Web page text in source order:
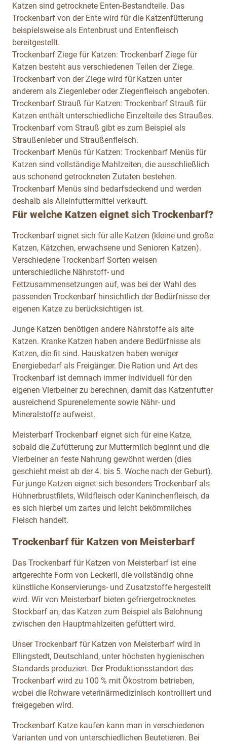
Katzen sind getrocknete Enten-Bestandteile. Das
Trockenbarf von der Ente wird für die Katzenfütterung
beispielsweise als Entenbrust und Entenfleisch
bereitgestellt.
Trockenbarf Ziege für Katzen: Trockenbarf Ziege für
Katzen besteht aus verschiedenen Teilen der Ziege.
Trockenbarf von der Ziege wird für Katzen unter
anderem als Ziegenleber oder Ziegenfleisch angeboten.
Trockenbarf Strauß für Katzen: Trockenbarf Strauß für
Katzen enthält unterschiedliche Einzelteile des Straußes.
Trockenbarf vom Strauß gibt es zum Beispiel als
Straußenleber und Straußenfleisch.
Trockenbarf Menüs für Katzen: Trockenbarf Menüs für
Katzen sind vollständige Mahlzeiten, die ausschließlich
aus schonend getrockneten Zutaten bestehen.
Trockenbarf Menüs sind bedarfsdeckend und werden
deshalb als Alleinfuttermittel verkauft.
Für welche Katzen eignet sich Trockenbarf?
Trockenbarf eignet sich für alle Katzen (kleine und große
Katzen, Kätzchen, erwachsene und Senioren Katzen).
Verschiedene Trockenbarf Sorten weisen
unterschiedliche Nährstoff- und
Fettzusammensetzungen auf, was bei der Wahl des
passenden Trockenbarf hinsichtlich der Bedürfnisse der
eigenen Katze zu berücksichtigen ist.
Junge Katzen benötigen andere Nährstoffe als alte
Katzen. Kranke Katzen haben andere Bedürfnisse als
Katzen, die fit sind. Hauskatzen haben weniger
Energiebedarf als Freigänger. Die Ration und Art des
Trockenbarf ist demnach immer individuell für den
eigenen Vierbeiner zu berechnen, damit das Katzenfutter
ausreichend Spurenelemente sowie Nähr- und
Mineralstoffe aufweist.
Meisterbarf Trockenbarf eignet sich für eine Katze,
sobald die Zufütterung zur Muttermilch beginnt und die
Vierbeiner an feste Nahrung gewöhnt werden (dies
geschieht meist ab der 4. bis 5. Woche nach der Geburt).
Für junge Katzen eignet sich besonders Trockenbarf als
Hühnerbrustfilets, Wildfleisch oder Kaninchenfleisch, da
es sich hierbei um zartes und leicht bekömmliches
Fleisch handelt.
Trockenbarf für Katzen von Meisterbarf
Das Trockenbarf für Katzen von Meisterbarf ist eine
artgerechte Form von Leckerli, die vollständig ohne
künstliche Konservierungs- und Zusatzstoffe hergestellt
wird. Wir von Meisterbarf bieten gefriergetrocknetes
Stockbarf an, das Katzen zum Beispiel als Belohnung
zwischen den Hauptmahlzeiten gefüttert wird.
Unser Trockenbarf für Katzen von Meisterbarf wird in
Ellingstedt, Deutschland, unter höchsten hygienischen
Standards produziert. Der Produktionsstandort des
Trockenbarf wird zu 100 % mit Ökostrom betrieben,
wobei die Rohware veterinärmedizinisch kontrolliert und
freigegeben wird.
Trockenbarf Katze kaufen kann man in verschiedenen
Varianten und von unterschiedlichen Beutetieren. Bei